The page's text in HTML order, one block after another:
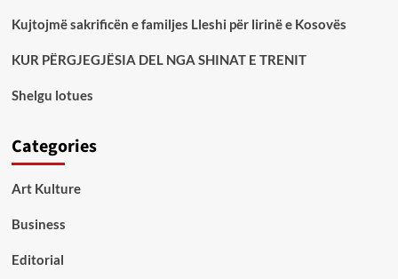
Kujtojmë sakrificën e familjes Lleshi për lirinë e Kosovës
KUR PËRGJEGJËSIA DEL NGA SHINAT E TRENIT
Shelgu lotues
Categories
Art Kulture
Business
Editorial